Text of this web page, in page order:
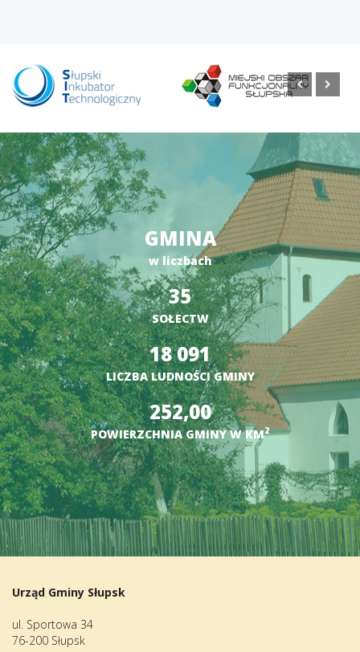
GMINA
w liczbach
35
SOŁECTW
18 091
LICZBA LUDNOŚCI GMINY
252,00
POWIERZCHNIA GMINY W KM2
Urząd Gminy Słupsk
ul. Sportowa 34
76-200 Słupsk